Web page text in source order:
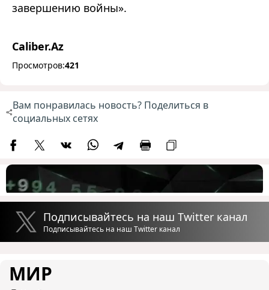
завершению войны».
Caliber.Az
Просмотров:421
Вам понравилась новость? Поделиться в
социальных сетях
Подписывайтесь на наш Twitter канал
Подписывайтесь на наш Twitter канал
МИР